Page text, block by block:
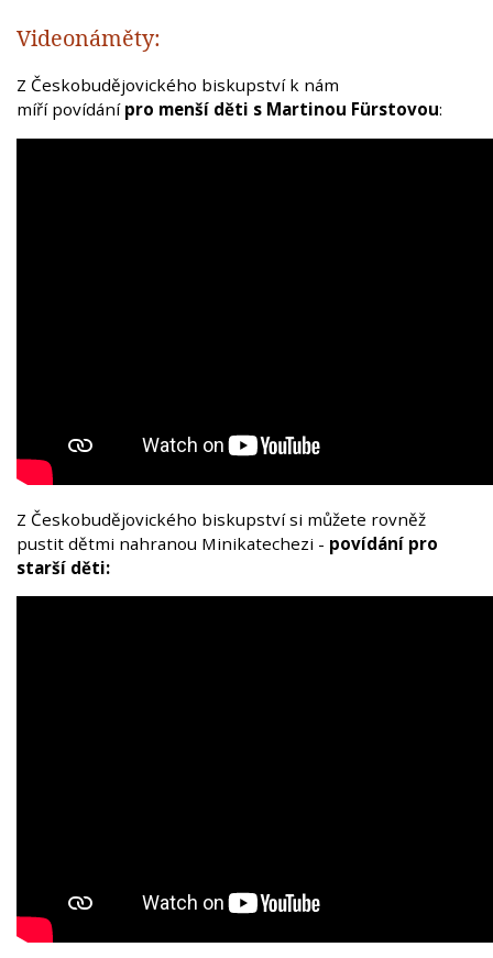
Videonáměty:
Z Českobudějovického biskupství k nám
míří povídání pro menší děti s Martinou Fürstovou:
Z Českobudějovického biskupství si můžete rovněž
pustit dětmi nahranou Minikatechezi - povídání pro
starší děti: